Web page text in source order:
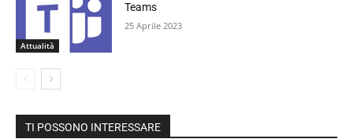
Attualità
Teams
25 Aprile 2023
TI POSSONO INTERESSARE